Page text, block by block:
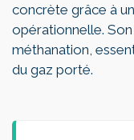
concrète grâce à
opérationnelle.
méthanation,
du gaz porté.